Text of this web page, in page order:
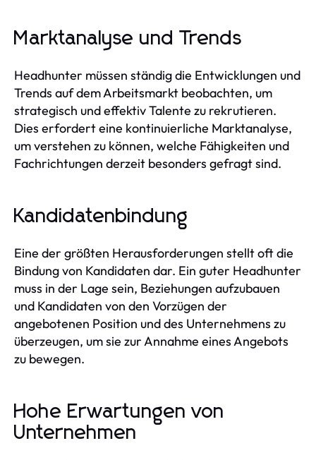
Marktanalyse und Trends
Headhunter müssen ständig die Entwicklungen und
Trends auf dem Arbeitsmarkt beobachten, um
strategisch und effektiv Talente zu rekrutieren.
Dies erfordert eine kontinuierliche Marktanalyse,
um verstehen zu können, welche Fähigkeiten und
Fachrichtungen derzeit besonders gefragt sind.
Kandidatenbindung
Eine der größten Herausforderungen stellt oft die
Bindung von Kandidaten dar. Ein guter Headhunter
muss in der Lage sein, Beziehungen aufzubauen
und Kandidaten von den Vorzügen der
angebotenen Position und des Unternehmens zu
überzeugen, um sie zur Annahme eines Angebots
zu bewegen.
Hohe Erwartungen von
Unternehmen